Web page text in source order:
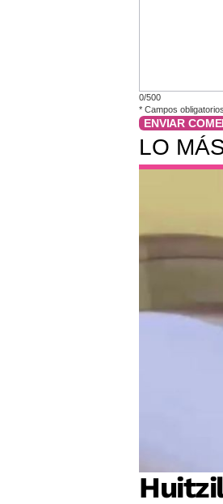
0/500
* Campos obligatorios
ENVIAR
LO